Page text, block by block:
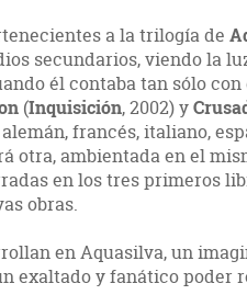
a la trilogía de
secundarios, viendo la
él contaba tan sólo
(Inquisición, 2002) y
francés, italiano,
otra, ambientada en el
en los tres primeros
obras.
en Aquasilva, un
exaltado y fanático poder